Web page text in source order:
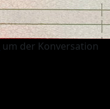
um der Konversation